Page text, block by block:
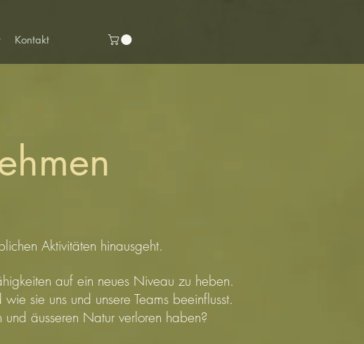
Kontakt
Aktivitäten hinausgeht.
auf ein neues Niveau zu heben.
sie uns und unsere Teams beeinflusst.
äusseren Natur verloren haben?